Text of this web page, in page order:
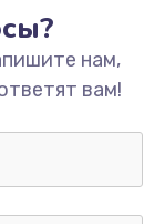
нам,
вам!